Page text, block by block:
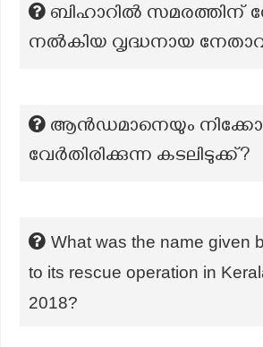
ബിഹാറിൽ സമരത്തിന്
നൽകിയ വൃദ്ധനായ
ആൻഡമാനെയും
വേർതിരിക്കുന്ന കടലിടുക്ക്?
What was the name given
to its rescue operation in
2018?